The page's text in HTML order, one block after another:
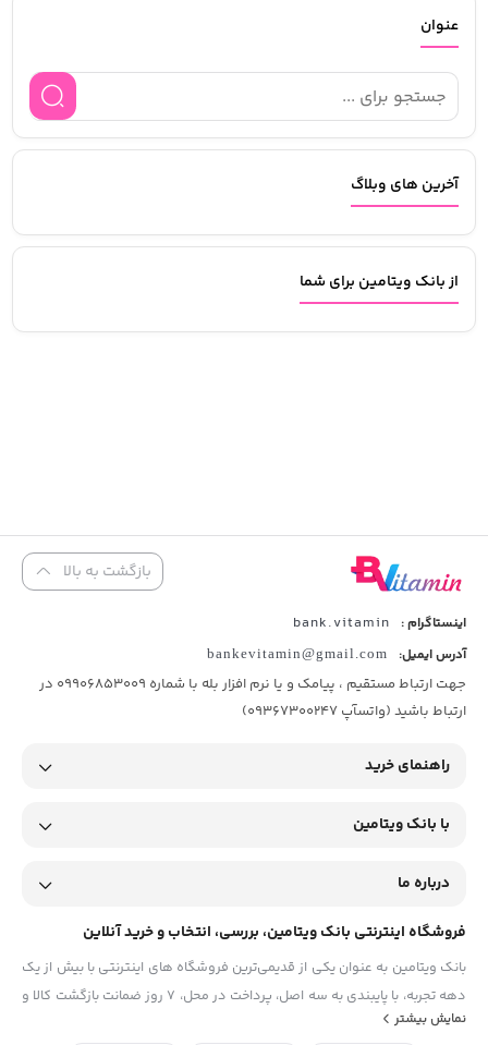
عنوان
آخرین های وبلاگ
از بانک ویتامین برای شما
بازگشت به بالا
اینستاگرام : bank.vitamin
آدرس ایمیل: bankevitamin@gmail.com
جهت ارتباط مستقیم ، پیامک و یا نرم افزار بله با شماره 09906853009 در
ارتباط باشید (واتسآپ 09367300247)
راهنمای خرید
با بانک ویتامین
درباره ما
فروشگاه اینترنتی بانک ویتامین، بررسی، انتخاب و خرید آنلاین
بانک ویتامین به عنوان یکی از قدیمی‌ترین فروشگاه های اینترنتی با بیش از یک
دهه تجربه، با پایبندی به سه اصل، پرداخت در محل، ۷ روز ضمانت بازگشت کالا و
تضمین اصل‌بودن کالا موفق شده تا همگام با فروشگاه‌های معتبر جهان، به
نمایش بیشتر